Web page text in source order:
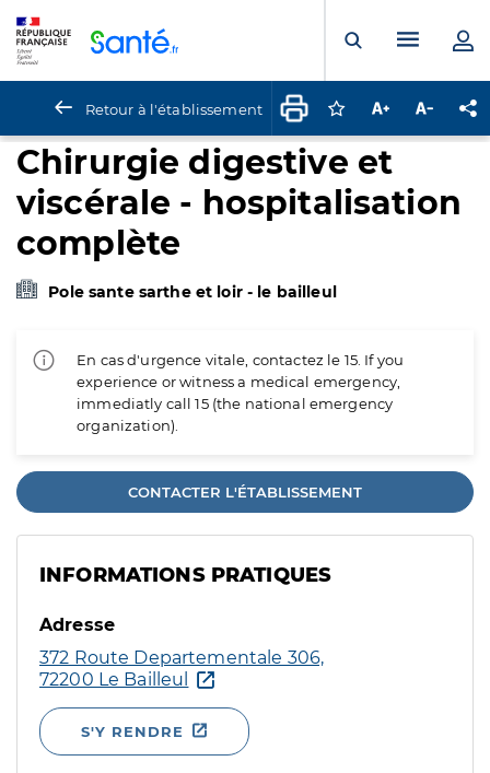
Ouvrir laMenu
Retour à l'établissement Connectez-vous
Augmenter la
Chirurgie digestive et
viscérale - hospitalisation
complète
Pole sante sarthe et loir - le bailleul
En cas d'urgence vitale, contactez le 15. If you
experience or witness a medical emergency,
immediatly call 15 (the national emergency
organization).
CONTACTER L'ÉTABLISSEMENT
INFORMATIONS PRATIQUES
Adresse
372 Route Departementale 306,
72200 Le Bailleul
S'Y RENDRE